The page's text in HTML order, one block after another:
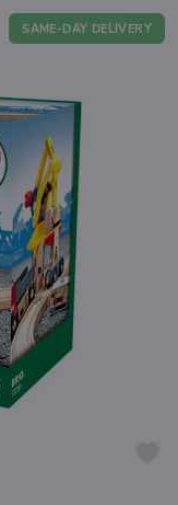
SAME-DAY DELIVERY